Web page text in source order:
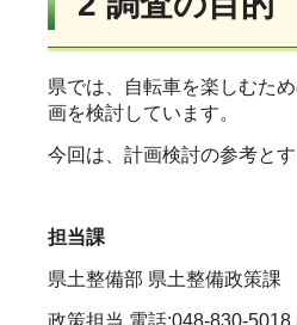
県では、自転車を楽しむた
画を検討しています。
今回は、計画検討の参考と
担当課
県土整備部 県土整備政策課
政策担当 電話:048-830-